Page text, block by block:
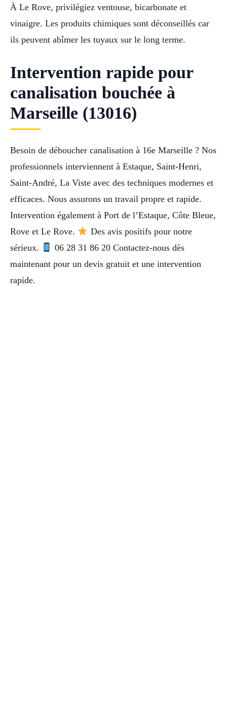
À Le Rove, privilégiez ventouse, bicarbonate et
vinaigre. Les produits chimiques sont déconseillés car
ils peuvent abîmer les tuyaux sur le long terme.
Intervention rapide pour
canalisation bouchée à
Marseille (13016)
Besoin de déboucher canalisation à 16e Marseille ? Nos
professionnels interviennent à Estaque, Saint-Henri,
Saint-André, La Viste avec des techniques modernes et
efficaces. Nous assurons un travail propre et rapide.
Intervention également à Port de l’Estaque, Côte Bleue,
Rove et Le Rove.
Des avis positifs pour notre
sérieux.
06 28 31 86 20 Contactez-nous dès
maintenant pour un devis gratuit et une intervention
rapide.